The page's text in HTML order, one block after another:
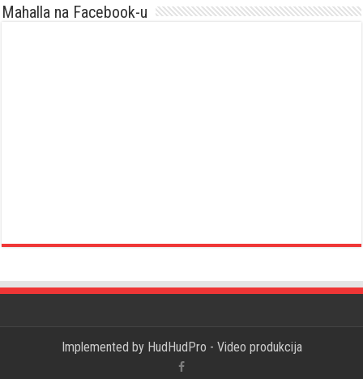
Mahalla na Facebook-u
Implemented by HudHudPro - Video produkcija